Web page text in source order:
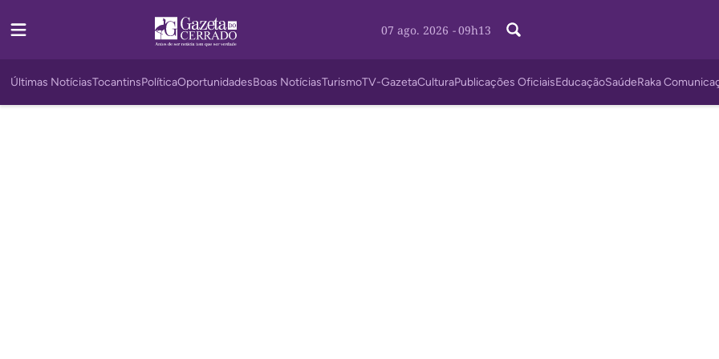
07 ago. 2026 - 09h13
Últimas NotíciasTocantinsPolíticaOportunidadesBoas NotíciasTurismoTV-GazetaCulturaPublicações OficiaisEducaçãoSaúdeRaka